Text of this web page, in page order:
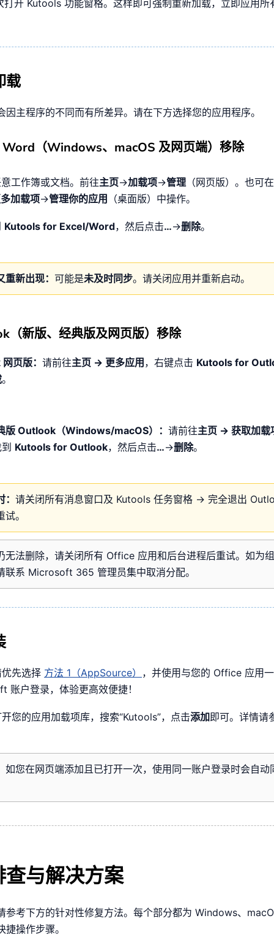
开 Kutools 功能窗格。这样即可强制重新加载，立即应用所
载
因主程序的不同而有所差异。请在下方选择您的应用程序。
Word（Windows、macOS 及网页端）移除
工作簿或文档。前往主页→加载项→管理 （网页版）。也可在
加载项→管理你的应用 （桌面版）中操作。
Kutools for Excel/Word，然后点击…→删除。
新出现： 可能是未及时同步。请关闭应用并重新启动。
（新版、经典版及网页版）移除
页版： 请前往主页 → 更多应用 ，右键点击 Kutools for
。
版 Outlook（Windows/macOS）： 请前往主页 → 获取加
Kutools for Outlook，然后点击…→删除。
请关闭所有消息窗口及 Kutools 任务窗格 → 完全退出
。
无法删除，请关闭所有 Office 应用和后台进程后重试。如为
联系 Microsoft 365 管理员集中取消分配。
先选择 方法 1（AppSource） ，并使用与您的 Office 应用
账户登录，体验更高效便捷！
您的应用加载项库，搜索“Kutools”，点击添加即可。详情请
如您在网页端添加且已打开一次，使用同一账户登录时会自动
查与解决方案
参考下方的针对性修复方法。每个部分都为 Windows、
操作步骤。